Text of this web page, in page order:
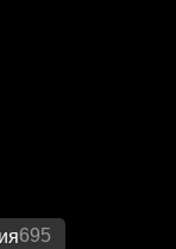
695